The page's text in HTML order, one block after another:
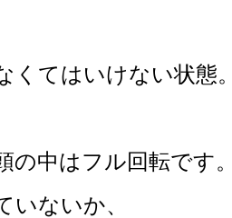
くてはいけない状態
の中はフル回転です
いないか、